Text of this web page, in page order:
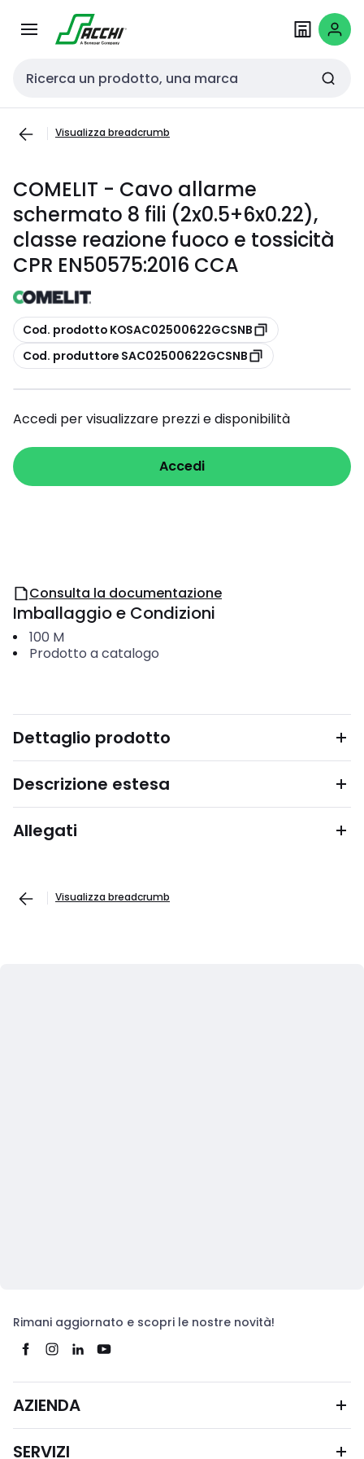
navigazionecontenuto
Cerca input
Visualizza breadcrumb
COMELIT - Cavo allarme
schermato 8 fili (2x0.5+6x0.22),
classe reazione fuoco e tossicità
CPR EN50575:2016 CCA
copia
Cod. prodotto KOSAC02500622GCSNB
copia
Cod. produttore SAC02500622GCSNB
Accedi per visualizzare prezzi e disponibilità
Accedi
Consulta la documentazione
Imballaggio e Condizioni
100 M
Prodotto a catalogo
Dettaglio prodotto
Descrizione estesa
Allegati
Visualizza breadcrumb
Rimani aggiornato e scopri le nostre novità!
AZIENDA
SERVIZI